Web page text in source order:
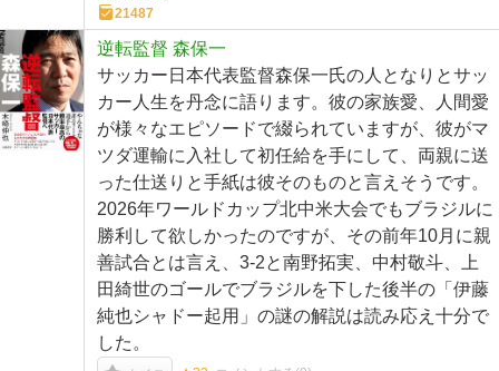
21487
逆転監督 森保一
サッカー日本代表監督森保一氏の人となりとサッ
カー人生を丹念に語ります。彼の家族愛、人間愛
が様々なエピソードで綴られていますが、彼がマ
ツダ運輸に入社して初任給を手にして、両親に送
った仕送りと手紙は彼そのものと言えそうです。
2026年ワールドカップ北中米大会でもブラジルに
勝利して欲しかったのですが、その前年10月に親
善試合とは言え、3-2と南野拓実、中村敬斗、上
田綺世のゴールでブラジルを下した後半の「伊藤
純也シャドー起用」の謎の解説は読み応え十分で
した。